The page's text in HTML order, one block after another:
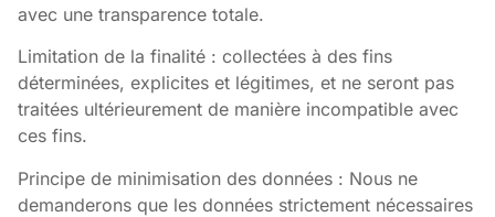
avec une transparence totale.
Limitation de la finalité : collectées à des fins
déterminées, explicites et légitimes, et ne seront pas
traitées ultérieurement de manière incompatible avec
ces fins.
Principe de minimisation des données : Nous ne
demanderons que les données strictement nécessaires